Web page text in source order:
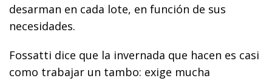
desarman en cada lote, en función de sus
necesidades.
Fossatti dice que la invernada que hacen es casi
como trabajar un tambo: exige mucha